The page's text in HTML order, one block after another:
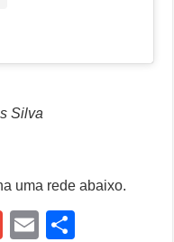
Silva
uma rede abaixo.
G
E